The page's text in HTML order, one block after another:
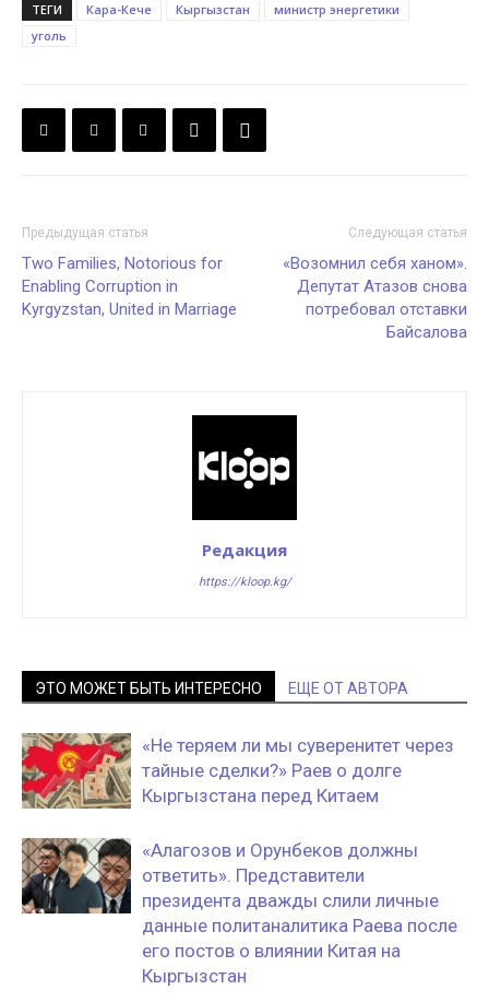
ТЕГИ Кара-Кече Кыргызстан
министр энергетики
уголь
Предыдущая статья
Two Families, Notorious for
Enabling Corruption in
Kyrgyzstan, United in Marriage
Следующая статья
«Возомнил себя ханом».
Депутат Атазов снова
потребовал отставки
Байсалова
Редакция
https://kloop.kg/
ЭТО МОЖЕТ БЫТЬ ИНТЕРЕСНО ЕЩЕ ОТ АВТОРА
«Не теряем ли мы суверенитет через
тайные сделки?» Раев о долге
Кыргызстана перед Китаем
«Алагозов и Орунбеков должны
ответить». Представители
президента дважды слили личные
данные политаналитика Раева после
его постов о влиянии Китая на
Кыргызстан